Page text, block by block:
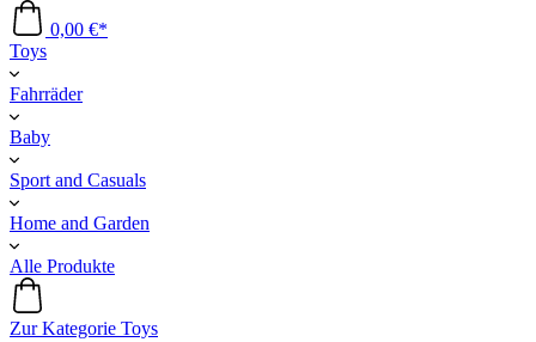
0,00 €*
Toys
Fahrräder
Baby
Sport and Casuals
Home and Garden
Alle Produkte
Zur Kategorie Toys